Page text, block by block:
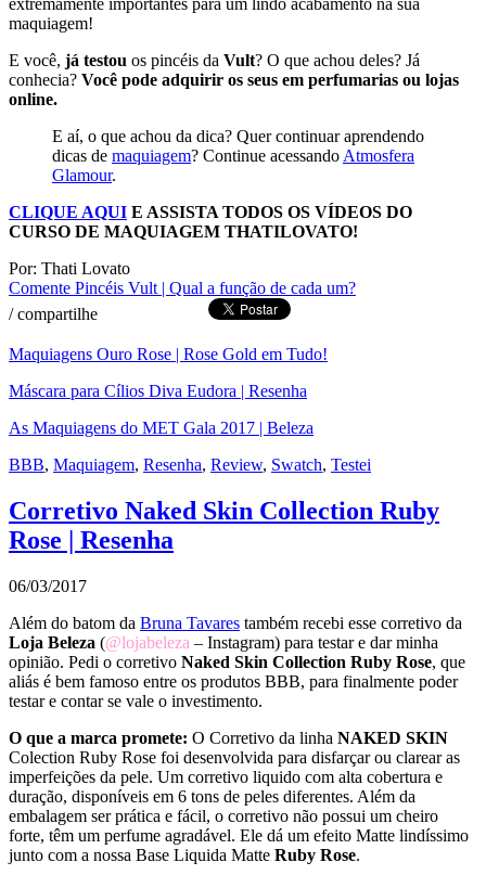
extremamente importantes para um lindo acabamento na sua
maquiagem!
E você, já testou os pincéis da Vult? O que achou deles? Já
conhecia? Você pode adquirir os seus em perfumarias ou lojas
online.
E aí, o que achou da dica? Quer continuar aprendendo
dicas de maquiagem? Continue acessandoAtmosfera
Glamour.
CLIQUE AQUI E ASSISTA TODOS OS VÍDEOS DO
CURSO DE MAQUIAGEM THATILOVATO!
Por: Thati Lovato
Comente Pincéis Vult | Qual a função de cada um?
/compartilhe
Maquiagens Ouro Rose | Rose Gold em Tudo!
Máscara para Cílios Diva Eudora | Resenha
As Maquiagens do MET Gala 2017 | Beleza
BBB, Maquiagem, Resenha, Review, Swatch, Testei
Corretivo Naked Skin Collection Ruby
Rose | Resenha
06/03/2017
Além do batom da Bruna Tavares também recebi esse corretivo da
Loja Beleza (@lojabeleza – Instagram) para testar e dar minha
opinião. Pedi o corretivo Naked Skin Collection Ruby Rose, que
aliás é bem famoso entre os produtos BBB, para finalmente poder
testar e contar se vale o investimento.
O que a marca promete: O Corretivo da linha NAKED SKIN
Colection Ruby Rose foi desenvolvida para disfarçar ou clarear as
imperfeições da pele. Um corretivo liquido com alta cobertura e
duração, disponíveis em 6 tons de peles diferentes. Além da
embalagem ser prática e fácil, o corretivo não possui um cheiro
forte, têm um perfume agradável. Ele dá um efeito Matte lindíssimo
junto com a nossa Base Liquida Matte Ruby Rose.